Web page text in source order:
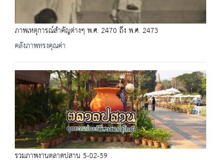
ภาพเหตุการณ์สำคัญต่างๆ พ.ศ. 2470 ถึง พ.ศ. 2473
คลังภาพทรงคุณค่า
รวมภาพงานตลาดปสาน 5-02-59